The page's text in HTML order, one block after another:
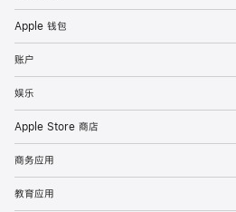
Apple 钱包
账户
娱乐
Apple Store 商店
商务应用
教育应用